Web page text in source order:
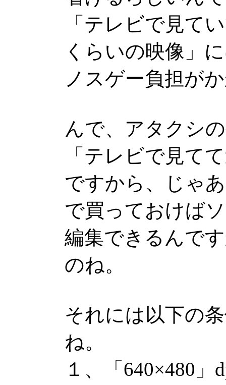
「テレビで見て
くらいの映像」
ノスゲー負担が
んで、アタクシ
「テレビで見て
ですから、じゃ
で買っておけば
編集できるんで
のね。
それには以下の
ね。
１、「640×480